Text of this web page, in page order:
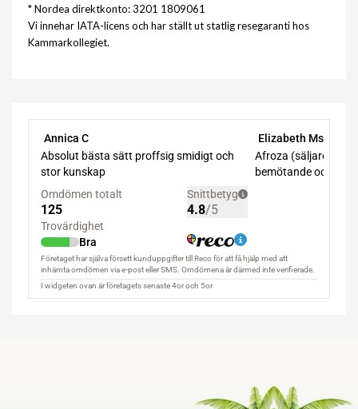
* Nordea direktkonto: 3201 1809061
Vi innehar IATA-licens och har ställt ut statlig resegaranti hos
Kammarkollegiet.